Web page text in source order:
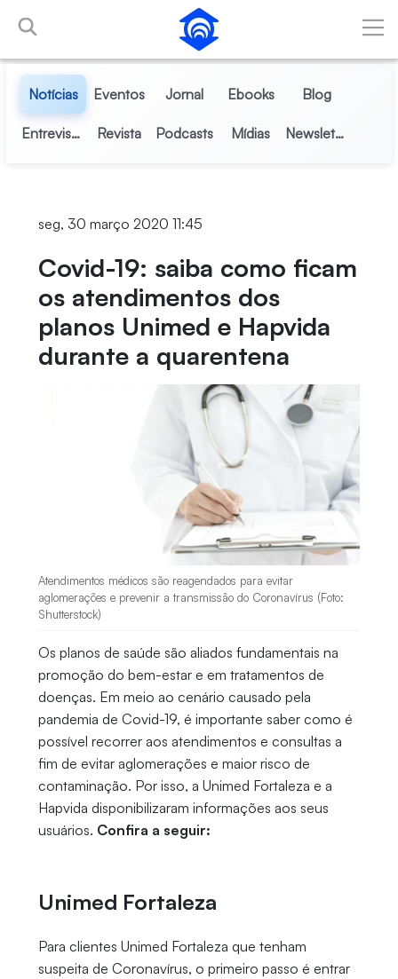
Pular para o Conteúdo principal
Notícias Eventos Jornal Ebooks Blog
Entrevistas Revista Podcasts Mídias Newsletter
seg, 30 março 2020 11:45
Covid-19: saiba como ficam
os atendimentos dos
planos Unimed e Hapvida
durante a quarentena
Atendimentos médicos são reagendados para evitar
aglomerações e prevenir a transmissão do Coronavírus (Foto:
Shutterstock)
Os planos de saúde são aliados fundamentais na
promoção do bem-estar e em tratamentos de
doenças. Em meio ao cenário causado pela
pandemia de Covid-19, é importante saber como é
possível recorrer aos atendimentos e consultas a
fim de evitar aglomerações e maior risco de
contaminação. Por isso, a Unimed Fortaleza e a
Hapvida disponibilizaram informações aos seus
usuários. Confira a seguir:
Unimed Fortaleza
Para clientes Unimed Fortaleza que tenham
suspeita de Coronavírus, o primeiro passo é entrar